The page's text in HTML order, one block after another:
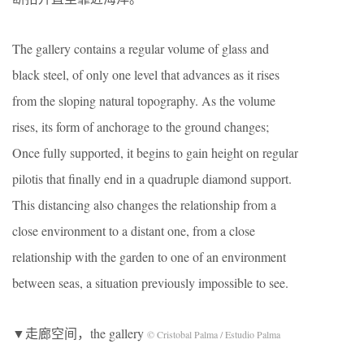
The gallery contains a regular volume of glass and
black steel, of only one level that advances as it rises
from the sloping natural topography. As the volume
rises, its form of anchorage to the ground changes;
Once fully supported, it begins to gain height on regular
pilotis that finally end in a quadruple diamond support.
This distancing also changes the relationship from a
close environment to a distant one, from a close
relationship with the garden to one of an environment
between seas, a situation previously impossible to see.
▼走廊空间，the gallery © Cristobal Palma / Estudio Palma